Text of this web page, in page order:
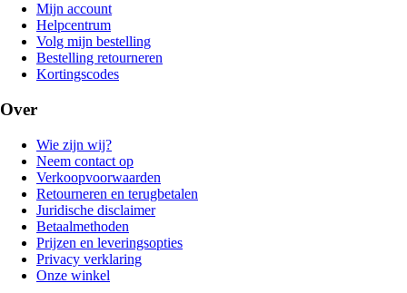
Mijn account
Helpcentrum
Volg mijn bestelling
Bestelling retourneren
Kortingscodes
Over
Wie zijn wij?
Neem contact op
Verkoopvoorwaarden
Retourneren en terugbetalen
Juridische disclaimer
Betaalmethoden
Prijzen en leveringsopties
Privacy verklaring
Onze winkel